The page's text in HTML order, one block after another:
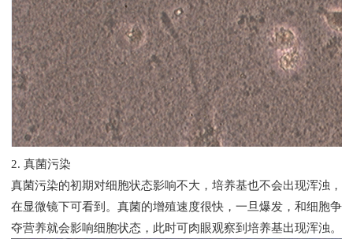
2. 真菌污染
真菌污染的初期对细胞状态影响不大，培养基也不会出现浑浊，
在显微镜下可看到。真菌的增殖速度很快，一旦爆发，和细胞争
夺营养就会影响细胞状态，此时可肉眼观察到培养基出现浑浊。